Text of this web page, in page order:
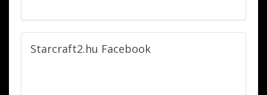
Starcraft2.hu Facebook